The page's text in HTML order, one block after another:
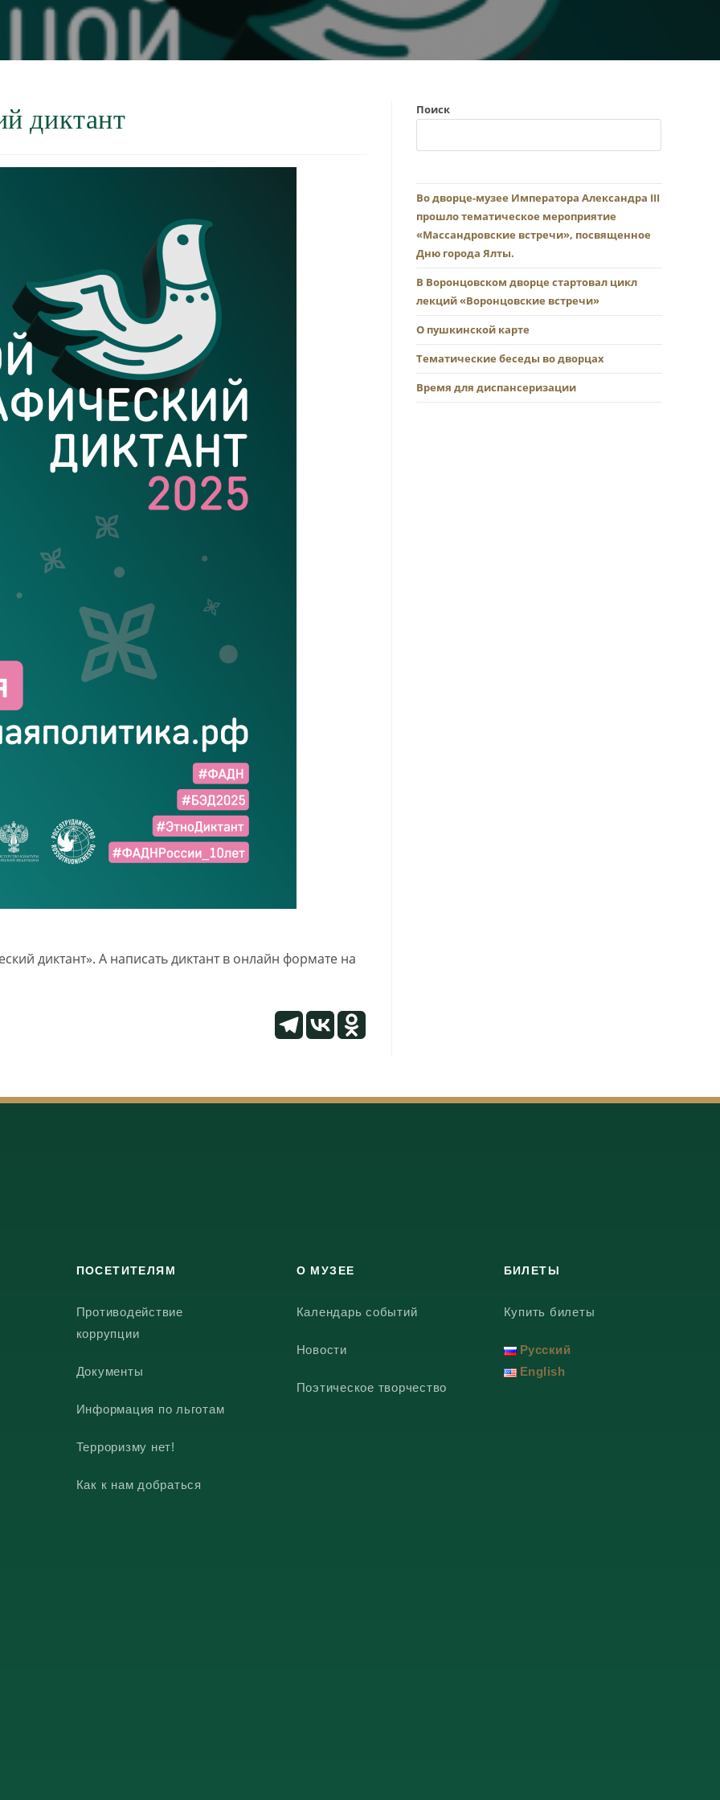
диктант
диктант». А написать диктант в онлайн формате на
Поиск
Во дворце-музее Императора Александра III
прошло тематическое мероприятие
«Массандровские встречи», посвященное
Дню города Ялты.
В Воронцовском дворце стартовал цикл
лекций «Воронцовские встречи»
О пушкинской карте
Тематические беседы во дворцах
Время для диспансеризации
ПОСЕТИТЕЛЯМ
Противодействие
коррупции
Документы
Информация по льготам
Терроризму нет!
Как к нам добраться
О МУЗЕЕ
Календарь событий
Новости
Поэтическое творчество
БИЛЕТЫ
Купить билеты
Русский
English